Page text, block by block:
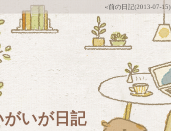
«前の日記(2013-07-15)
がいが日記